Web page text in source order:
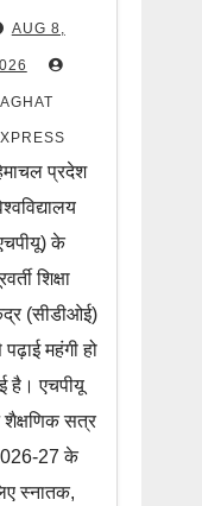
बड़ा
फीस
भारी
की
पर
पड़ेगा
जानें
खबर
AUG 8,
प्रदेश
के
शिक्षा
(सीडीओई)
महंगी हो
है। एचपीयू
शैक्षणिक सत्र
27 के
स्नातक,